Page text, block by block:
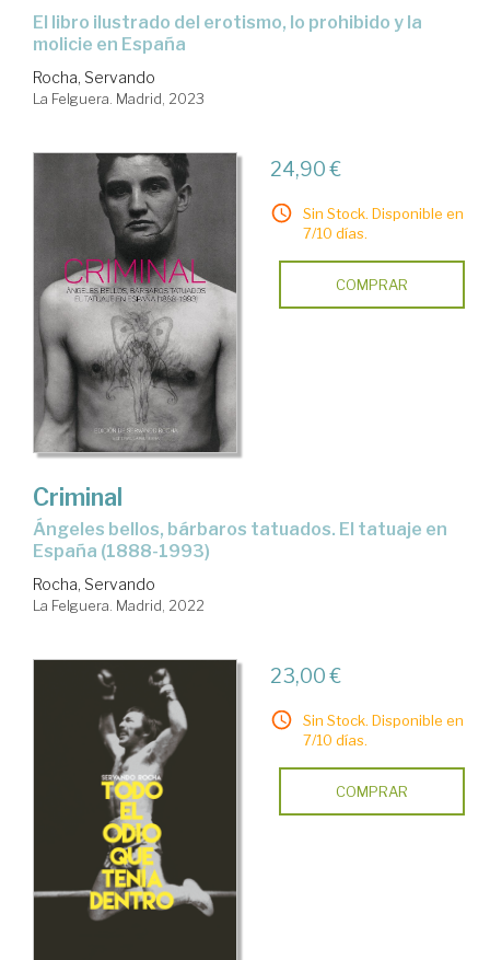
el libro ilustrado del erotismo, lo prohibido y la
molicie en España
Rocha, Servando
La Felguera. Madrid, 2023
24,90 €
Sin Stock. Disponible en
7/10 días.
COMPRAR
Criminal
ángeles bellos, bárbaros tatuados. El tatuaje en
España (1888-1993)
Rocha, Servando
La Felguera. Madrid, 2022
23,00 €
Sin Stock. Disponible en
7/10 días.
COMPRAR